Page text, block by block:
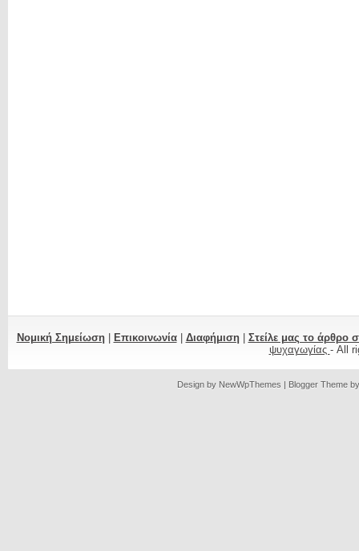
Νομική Σημείωση| Επικοινωνία| Διαφήμιση| Στείλε μας το άρθρο
ψυχαγωγίας - All
Design by NewWpThemes | Blogger Theme